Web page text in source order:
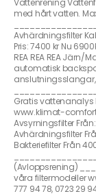
Vattenrening
med hårt vatten.
Avhärdningsfilter
Pris: 7400 kr Nu
REA REA REA
automatisk
anslutningsslangar,
Gratis
www.klimat-
Avsyrningsfilter
Avhärdningsfilter
Bakteriefilter Från
(Avloppsrening)
våra filtermodeller
777 94 78, 0723 29